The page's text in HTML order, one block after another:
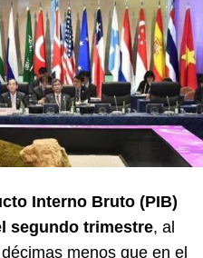
Interno Bruto (PIB)
segundo trimestre, al
menos que en el